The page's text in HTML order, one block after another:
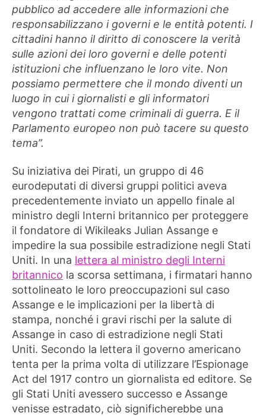
pubblico ad accedere alle informazioni che
responsabilizzano i governi e le entità potenti. I
cittadini hanno il diritto di conoscere la verità
sulle azioni dei loro governi e delle potenti
istituzioni che influenzano le loro vite. Non
possiamo permettere che il mondo diventi un
luogo in cui i giornalisti e gli informatori
vengono trattati come criminali di guerra. E il
Parlamento europeo non può tacere su questo
tema”.
Su iniziativa dei Pirati, un gruppo di 46
eurodeputati di diversi gruppi politici aveva
precedentemente inviato un appello finale al
ministro degli Interni britannico per proteggere
il fondatore di Wikileaks Julian Assange e
impedire la sua possibile estradizione negli Stati
Uniti. In una lettera al ministro degli Interni
britannico la scorsa settimana, i firmatari hanno
sottolineato le loro preoccupazioni sul caso
Assange e le implicazioni per la libertà di
stampa, nonché i gravi rischi per la salute di
Assange in caso di estradizione negli Stati
Uniti. Secondo la lettera il governo americano
tenta per la prima volta di utilizzare l’Espionage
Act del 1917 contro un giornalista ed editore. Se
gli Stati Uniti avessero successo e Assange
venisse estradato, ciò significherebbe una